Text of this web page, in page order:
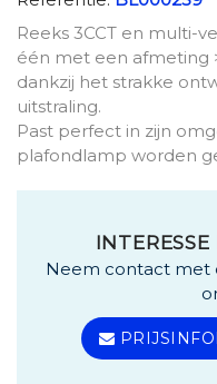
Reeks 3CCT en multi-
één met een afmeting
dankzij het strakke
uitstraling.
Past perfect in zijn
plafondlamp worden
Neem contact met